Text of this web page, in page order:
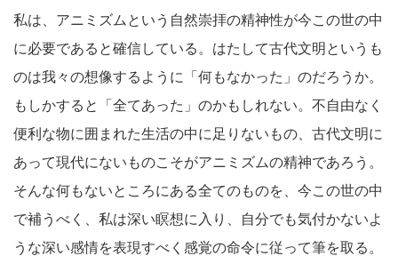
私は、アニミズムという自然崇拝の精神性が今この世の中
に必要であると確信している。はたして古代文明というも
のは我々の想像するように「何もなかった」のだろうか。
もしかすると「全てあった」のかもしれない。不自由なく
便利な物に囲まれた生活の中に足りないもの、古代文明に
あって現代にないものこそがアニミズムの精神であろう。
そんな何もないところにある全てのものを、今この世の中
で補うべく、私は深い瞑想に入り、自分でも気付かないよ
うな深い感情を表現すべく感覚の命令に従って筆を取る。